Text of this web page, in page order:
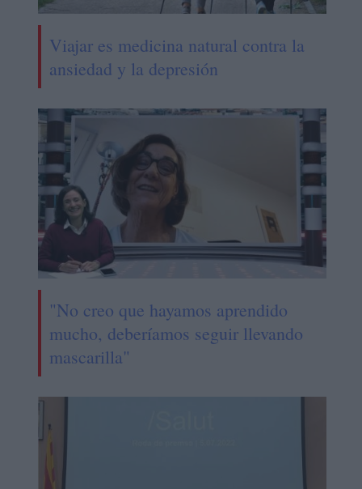
Viajar es medicina natural contra la
ansiedad y la depresión
"No creo que hayamos aprendido
mucho, deberíamos seguir llevando
mascarilla"